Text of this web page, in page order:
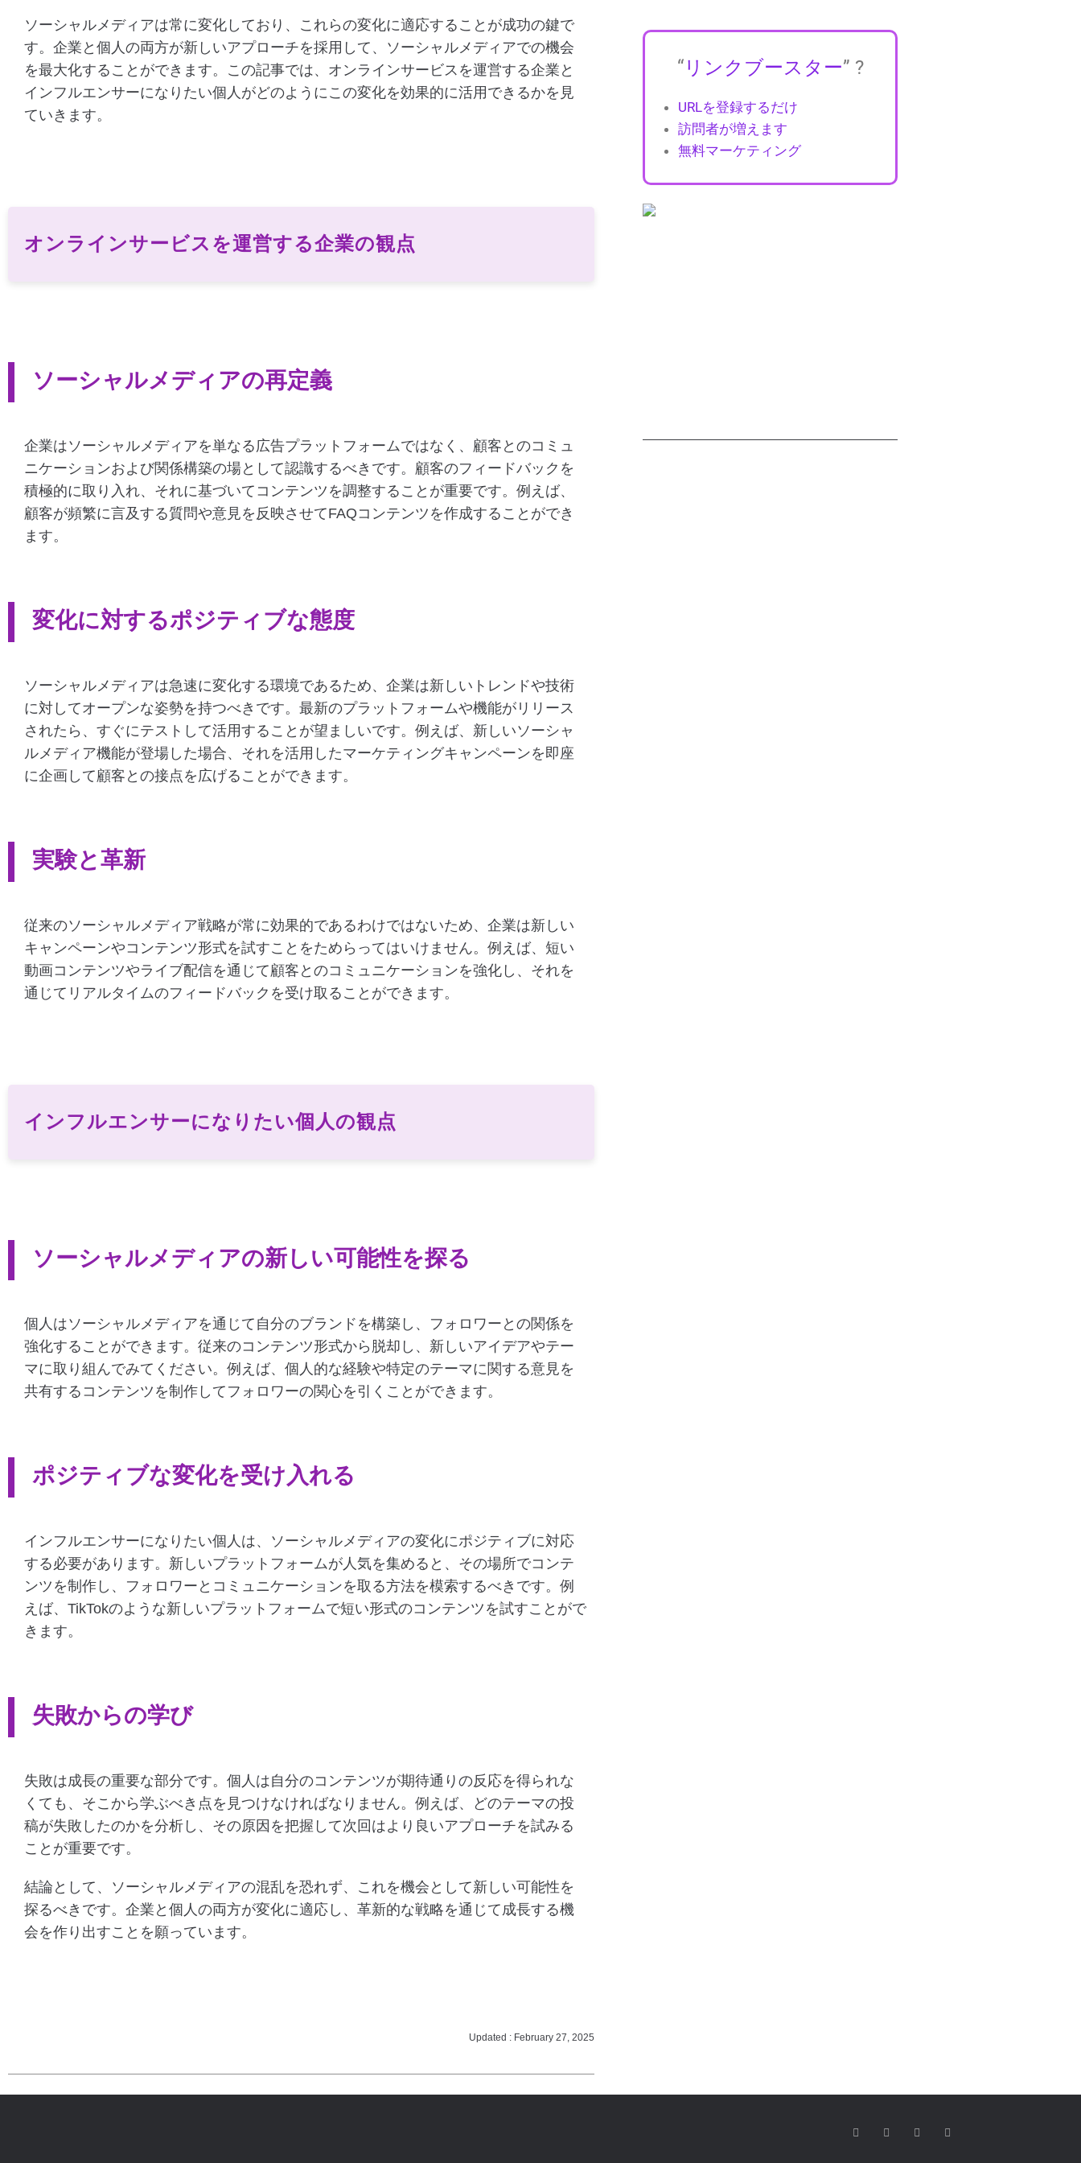
ソーシャルメディアは常に変化しており、これらの変化に適応することが成功の鍵で
す。企業と個人の両方が新しいアプローチを採用して、ソーシャルメディアでの機会
を最大化することができます。この記事では、オンラインサービスを運営する企業と
インフルエンサーになりたい個人がどのようにこの変化を効果的に活用できるかを見
ていきます。
オンラインサービスを運営する企業の観点
ソーシャルメディアの再定義
企業はソーシャルメディアを単なる広告プラットフォームではなく、顧客とのコミュ
ニケーションおよび関係構築の場として認識するべきです。顧客のフィードバックを
積極的に取り入れ、それに基づいてコンテンツを調整することが重要です。例えば、
顧客が頻繁に言及する質問や意見を反映させてFAQコンテンツを作成することができ
ます。
変化に対するポジティブな態度
ソーシャルメディアは急速に変化する環境であるため、企業は新しいトレンドや技術
に対してオープンな姿勢を持つべきです。最新のプラットフォームや機能がリリース
されたら、すぐにテストして活用することが望ましいです。例えば、新しいソーシャ
ルメディア機能が登場した場合、それを活用したマーケティングキャンペーンを即座
に企画して顧客との接点を広げることができます。
実験と革新
従来のソーシャルメディア戦略が常に効果的であるわけではないため、企業は新しい
キャンペーンやコンテンツ形式を試すことをためらってはいけません。例えば、短い
動画コンテンツやライブ配信を通じて顧客とのコミュニケーションを強化し、それを
通じてリアルタイムのフィードバックを受け取ることができます。
インフルエンサーになりたい個人の観点
ソーシャルメディアの新しい可能性を探る
個人はソーシャルメディアを通じて自分のブランドを構築し、フォロワーとの関係を
強化することができます。従来のコンテンツ形式から脱却し、新しいアイデアやテー
マに取り組んでみてください。例えば、個人的な経験や特定のテーマに関する意見を
共有するコンテンツを制作してフォロワーの関心を引くことができます。
ポジティブな変化を受け入れる
インフルエンサーになりたい個人は、ソーシャルメディアの変化にポジティブに対応
する必要があります。新しいプラットフォームが人気を集めると、その場所でコンテ
ンツを制作し、フォロワーとコミュニケーションを取る方法を模索するべきです。例
えば、TikTokのような新しいプラットフォームで短い形式のコンテンツを試すことがで
きます。
失敗からの学び
失敗は成長の重要な部分です。個人は自分のコンテンツが期待通りの反応を得られな
くても、そこから学ぶべき点を見つけなければなりません。例えば、どのテーマの投
稿が失敗したのかを分析し、その原因を把握して次回はより良いアプローチを試みる
ことが重要です。
結論として、ソーシャルメディアの混乱を恐れず、これを機会として新しい可能性を
探るべきです。企業と個人の両方が変化に適応し、革新的な戦略を通じて成長する機
会を作り出すことを願っています。
Updated : February 27, 2025
“リンクブースター” ?
URLを登録するだけ
訪問者が増えます
無料マーケティング